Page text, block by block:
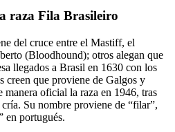
raza Fila Brasileiro
del cruce entre el Mastiff, el
(Bloodhound); otros alegan que
llegados a Brasil en 1630 con los
creen que proviene de Galgos y
oficial la raza en 1946, tras
Su nombre proviene de “filar”,
en portugués.